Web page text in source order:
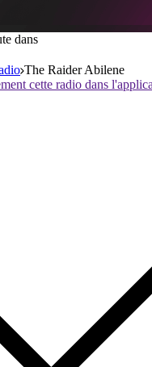
dans
The Raider Abilene
cette radio dans